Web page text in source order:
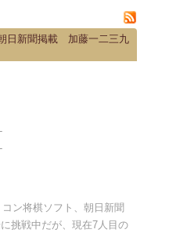
日新聞掲載 加藤一二三九
ン将棋ソフト、朝日新聞
挑戦中だが、現在7人目の